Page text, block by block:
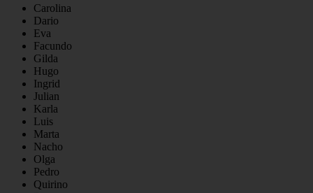
Carolina
Dario
Eva
Facundo
Gilda
Hugo
Ingrid
Julian
Karla
Luis
Marta
Nacho
Olga
Pedro
Quirino